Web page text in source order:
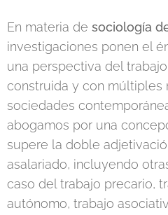
En materia de sociología
investigaciones ponen el
una perspectiva del
construida y con múltiples
sociedades
abogamos por una
supere la doble
asalariado, incluyendo
caso del trabajo precario,
autónomo, trabajo